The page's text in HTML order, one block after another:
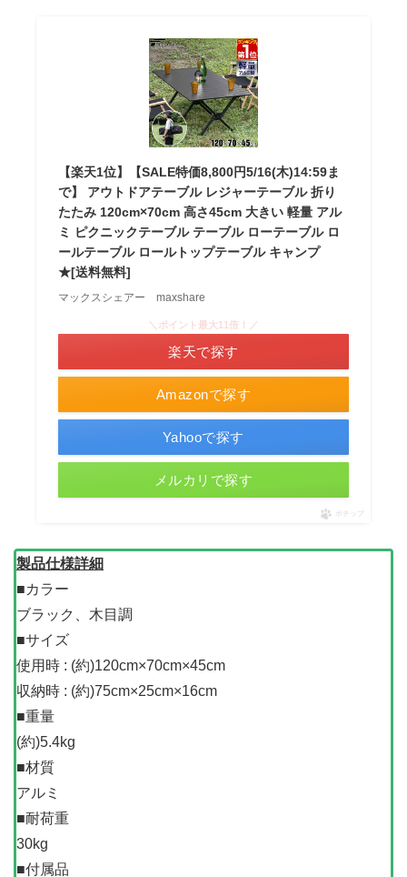
【楽天1位】【SALE特価8,800円5/16(木)14:59ま
で】 アウトドアテーブル レジャーテーブル 折り
たたみ 120cm×70cm 高さ45cm 大きい 軽量 アル
ミ ピクニックテーブル テーブル ローテーブル ロ
ールテーブル ロールトップテーブル キャンプ
★[送料無料]
マックスシェアー maxshare
Amazonで探す
＼ポイント最大11倍！／
楽天で探す
Yahooで探す
メルカリで探す
ポチップ
製品仕様詳細
■カラー
ブラック、木目調
■サイズ
使用時 : (約)120cm×70cm×45cm
収納時 : (約)75cm×25cm×16cm
■重量
(約)5.4kg
■材質
アルミ
■耐荷重
30kg
■付属品